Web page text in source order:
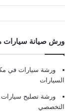
ورش صيانة سيارات
ورشة سيارات في
السيارات
ورشة تصليح
التخصصي